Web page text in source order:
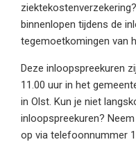
binnenlopen tijdens de
tegemoetkomingen van
Deze inloopspreekuren
11.00 uur in het
in Olst. Kun je niet
inloopspreekuren?
op via telefoonnummer